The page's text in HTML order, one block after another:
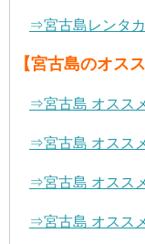
⇒宮古島レンタ
【宮古島のオス
⇒宮古島 オスス
⇒宮古島 オスス
⇒宮古島 オスス
⇒宮古島 オスス